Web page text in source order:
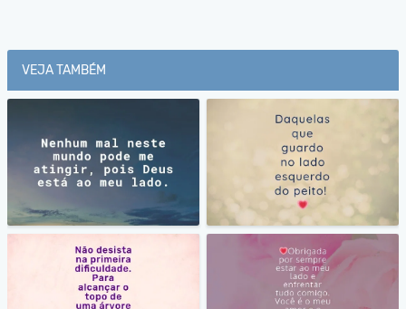
VEJA TAMBÉM